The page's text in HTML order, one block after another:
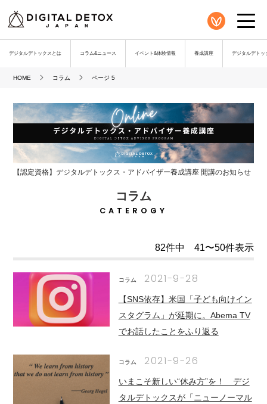
デジタルデトックスとは コラム&ニュース イベント&体験情報 養成講座 デジタルデトッ
HOME コラム ページ 5
【認定資格】デジタルデトックス・アドバイザー養成講座 開講のお知らせ
コラム
CATEROGY
82件中 41〜50件表示
コラム 2021-9-28
【SNS依存】米国「子ども向けイン
スタグラム」が延期に。Abema TV
でお話したことをふり返る
コラム 2021-9-26
いまこそ新しい“休み方”を！ デジ
タルデトックスが「ニューノーマル